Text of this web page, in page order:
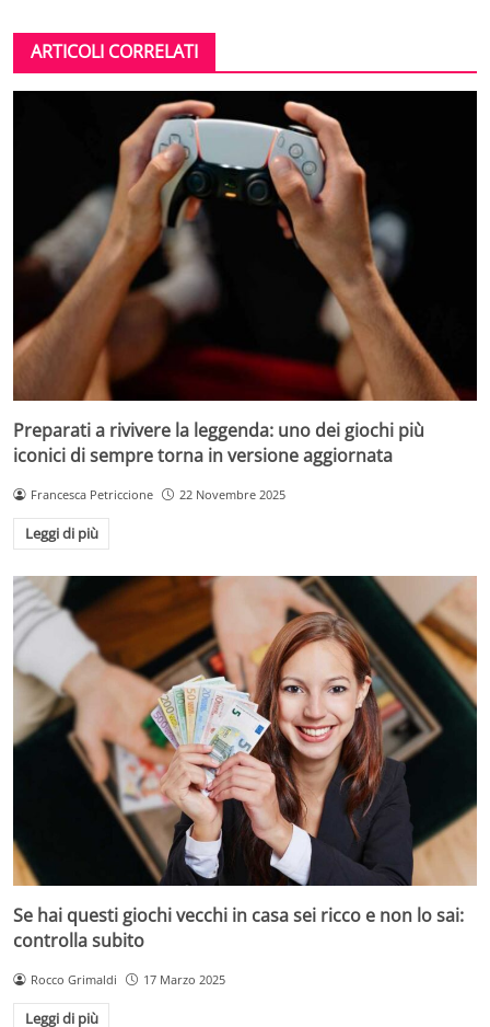
ARTICOLI CORRELATI
Preparati a rivivere la leggenda: uno dei giochi più
iconici di sempre torna in versione aggiornata
Francesca Petriccione 22 Novembre 2025
Leggi di più
Se hai questi giochi vecchi in casa sei ricco e non lo sai:
controlla subito
Rocco Grimaldi 17 Marzo 2025
Leggi di più